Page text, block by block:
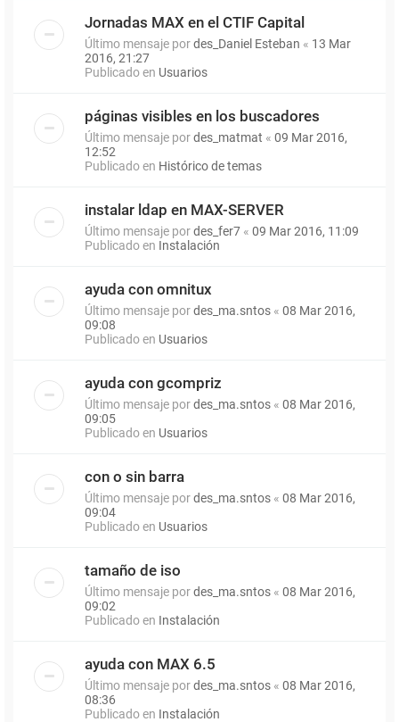
Jornadas MAX en el CTIF Capital
Último mensaje pordes_Daniel Esteban « 13 Mar
2016, 21:27
Publicado en Usuarios
páginas visibles en los buscadores
Último mensaje pordes_matmat « 09 Mar 2016,
12:52
Publicado en Histórico de temas
instalar ldap en MAX-SERVER
Último mensaje pordes_fer7 « 09 Mar 2016, 11:09
Publicado en Instalación
ayuda con omnitux
Último mensaje pordes_ma.sntos « 08 Mar 2016,
09:08
Publicado en Usuarios
ayuda con gcompriz
Último mensaje pordes_ma.sntos « 08 Mar 2016,
09:05
Publicado en Usuarios
con o sin barra
Último mensaje pordes_ma.sntos « 08 Mar 2016,
09:04
Publicado en Usuarios
tamaño de iso
Último mensaje pordes_ma.sntos « 08 Mar 2016,
09:02
Publicado en Instalación
ayuda con MAX 6.5
Último mensaje pordes_ma.sntos « 08 Mar 2016,
08:36
Publicado en Instalación